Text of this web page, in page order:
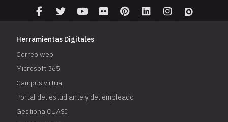
Herramientas Digitales
Correo web
Microsoft 365
Campus virtual
Portal del estudiante y del empleado
Gestiona CUASI